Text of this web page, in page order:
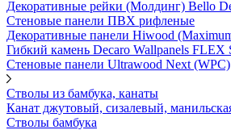
Декоративные рейки (Молдинг) Bello
Стеновые панели ПВХ рифленые
Декоративные панели Hiwood
Гибкий камень Decaro Wallpanels FLEX
Стеновые панели Ultrawood Next (WPC)
Стволы из бамбука, канаты
Канат джутовый, сизалевый,
Стволы бамбука